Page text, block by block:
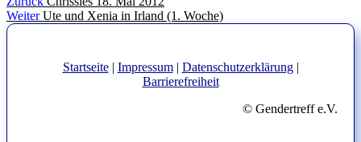
Beitrag:
Weiter Nächster
Ute und Xenia in Irland (1. Woche)
Startseite| Impressum| Datenschutzerklärung|
Barrierefreiheit
© Gendertreff e.V.